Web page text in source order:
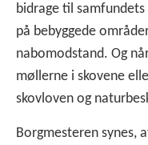
bidrage til
på bebyggede
nabomodstand. Og
møllerne i skovene
skovloven og
Borgmesteren synes,